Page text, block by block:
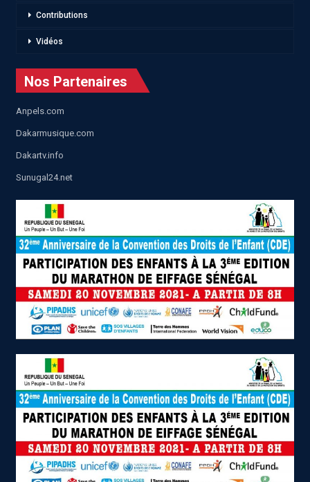
Contributions
Vidéos
Nos Partenaires
Anpels.com
Dakarmusique.com
Dakartv.info
Sunugal24.net